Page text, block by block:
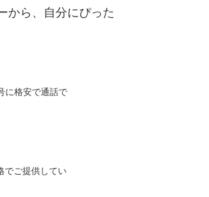
から、自分にぴった
に格安で通話で
でご提供してい